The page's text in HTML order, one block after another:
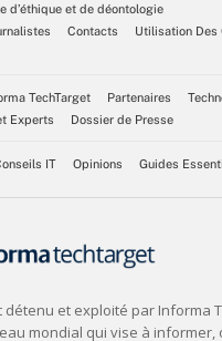
d’éthique et de déontologie
Contacts
Utilisation Des
TechTarget Partenaires
Experts
Dossier de Presse
IT Opinions Guides